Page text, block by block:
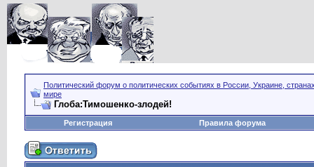
Политический форум о политических событиях в России, Украине,
мире
Глоба:Тимошенко-злодей!
Регистрация Правила форума